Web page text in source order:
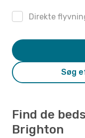
Direkte
Søg
Find de
Brighton